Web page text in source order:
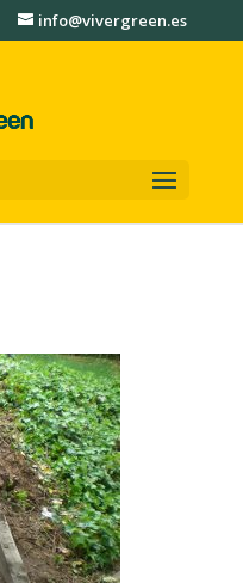
info@vivergreen.es